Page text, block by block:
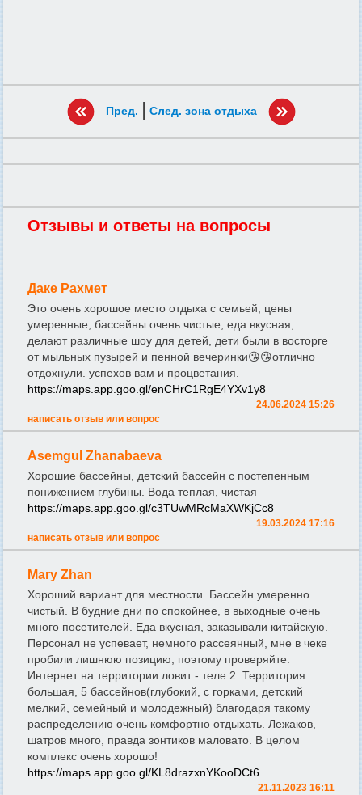
Пред. | След. зона отдыха
Отзывы и ответы на вопросы
Даке Рахмет
Это очень хорошое место отдыха с семьей, цены
умеренные, бассейны очень чистые, еда вкусная,
делают различные шоу для детей, дети были в восторге
от мыльных пузырей и пенной вечеринки😘😘отлично
отдохнули. успехов вам и процветания.
https://maps.app.goo.gl/enCHrC1RgE4YXv1y8
24.06.2024 15:26
написать отзыв или вопрос
Asemgul Zhanabaeva
Хорошие бассейны, детский бассейн с постепенным
понижением глубины. Вода теплая, чистая
https://maps.app.goo.gl/c3TUwMRcMaXWKjCc8
19.03.2024 17:16
написать отзыв или вопрос
Mary Zhan
Хороший вариант для местности. Бассейн умеренно
чистый. В будние дни по спокойнее, в выходные очень
много посетителей. Еда вкусная, заказывали китайскую.
Персонал не успевает, немного рассеянный, мне в чеке
пробили лишнюю позицию, поэтому проверяйте.
Интернет на территории ловит - теле 2. Территория
большая, 5 бассейнов(глубокий, с горками, детский
мелкий, семейный и молодежный) благодаря такому
распределению очень комфортно отдыхать. Лежаков,
шатров много, правда зонтиков маловато. В целом
комплекс очень хорошо!
https://maps.app.goo.gl/KL8drazxnYKooDCt6
21.11.2023 16:11